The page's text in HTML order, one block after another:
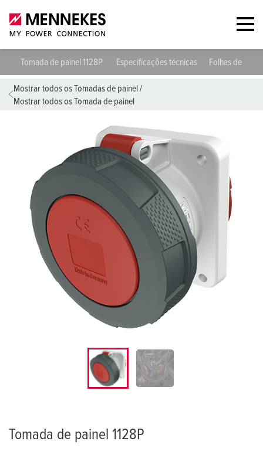
Tomada de painel 1128P Especificações técnicas Folhas de
Mostrar todos os Tomadas de painel /
Mostrar todos os Tomada de painel
Tomada de painel 1128P